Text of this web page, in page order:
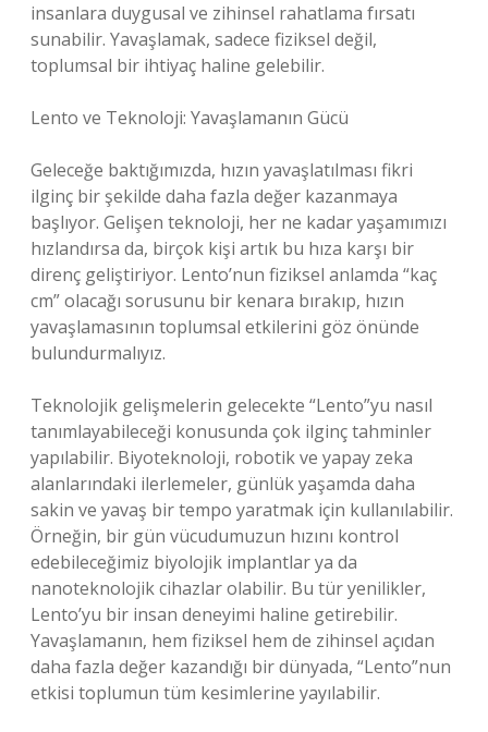
insanlara duygusal ve zihinsel rahatlama fırsatı
sunabilir. Yavaşlamak, sadece fiziksel değil,
toplumsal bir ihtiyaç haline gelebilir.
Lento ve Teknoloji: Yavaşlamanın Gücü
Geleceğe baktığımızda, hızın yavaşlatılması fikri
ilginç bir şekilde daha fazla değer kazanmaya
başlıyor. Gelişen teknoloji, her ne kadar yaşamımızı
hızlandırsa da, birçok kişi artık bu hıza karşı bir
direnç geliştiriyor. Lento’nun fiziksel anlamda “kaç
cm” olacağı sorusunu bir kenara bırakıp, hızın
yavaşlamasının toplumsal etkilerini göz önünde
bulundurmalıyız.
Teknolojik gelişmelerin gelecekte “Lento”yu nasıl
tanımlayabileceği konusunda çok ilginç tahminler
yapılabilir. Biyoteknoloji, robotik ve yapay zeka
alanlarındaki ilerlemeler, günlük yaşamda daha
sakin ve yavaş bir tempo yaratmak için kullanılabilir.
Örneğin, bir gün vücudumuzun hızını kontrol
edebileceğimiz biyolojik implantlar ya da
nanoteknolojik cihazlar olabilir. Bu tür yenilikler,
Lento’yu bir insan deneyimi haline getirebilir.
Yavaşlamanın, hem fiziksel hem de zihinsel açıdan
daha fazla değer kazandığı bir dünyada, “Lento”nun
etkisi toplumun tüm kesimlerine yayılabilir.